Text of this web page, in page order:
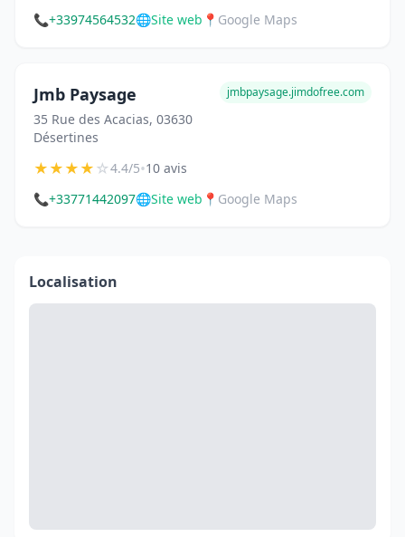
📞+33974564532🌐Site web 📍 Google Maps
Jmb Paysage
35 Rue des Acacias, 03630
Désertines
jmbpaysage.jimdofree.com
★★★★☆4.4/5•10 avis
📞+33771442097🌐Site web 📍 Google Maps
Localisation